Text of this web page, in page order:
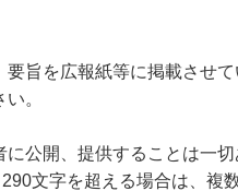
旨を広報紙等に掲載させ
。
公開、提供することは一切
文字を超える場合は、複